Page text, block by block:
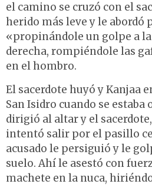
el camino se cruzó con el
herido más leve y le abordó
«propinándole un golpe a
derecha, rompiéndole las
en el hombro.
El sacerdote huyó y Kanjaa
San Isidro cuando se estaba
dirigió al altar y el
intentó salir por el pasillo
acusado le persiguió y le
suelo. Ahí le asestó con
machete en la nuca,